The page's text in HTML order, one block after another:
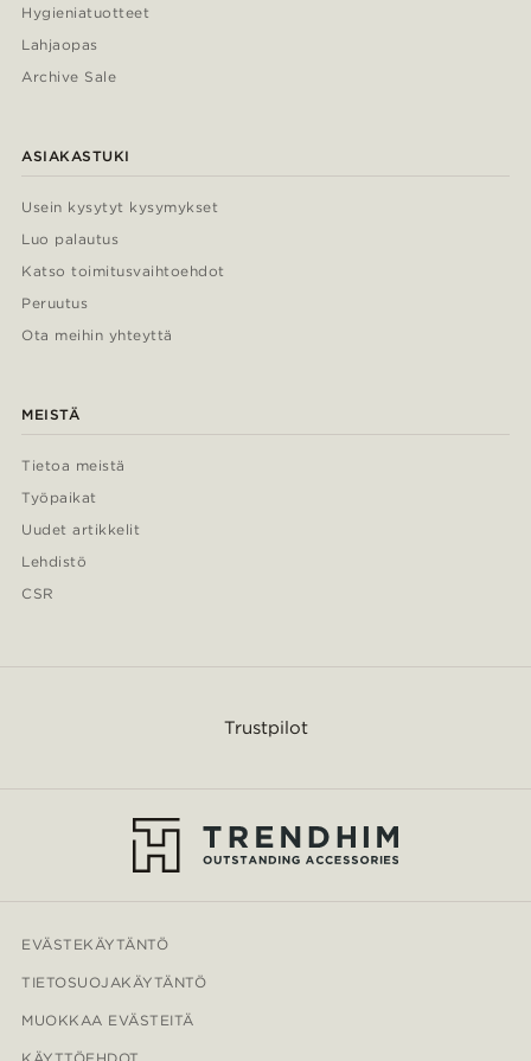
Hygieniatuotteet
Lahjaopas
Archive Sale
ASIAKASTUKI
Usein kysytyt kysymykset
Luo palautus
Katso toimitusvaihtoehdot
Peruutus
Ota meihin yhteyttä
MEISTÄ
Tietoa meistä
Työpaikat
Uudet artikkelit
Lehdistö
CSR
Trustpilot
EVÄSTEKÄYTÄNTÖ
TIETOSUOJAKÄYTÄNTÖ
MUOKKAA EVÄSTEITÄ